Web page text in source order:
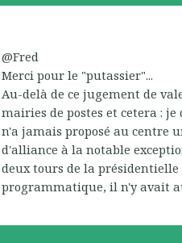
@Fred
Merci pour le "putassier"...
Au-delà de ce jugement de
mairies de postes et cetera :
n'a jamais proposé au centre
d'alliance à la notable
deux tours de la présidentielle
programmatique, il n'y avait